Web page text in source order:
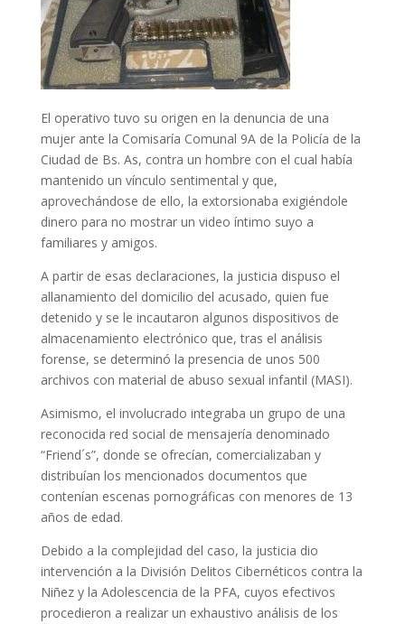
El operativo tuvo su origen en la denuncia de una
mujer ante la Comisaría Comunal 9A de la Policía de la
Ciudad de Bs. As, contra un hombre con el cual había
mantenido un vínculo sentimental y que,
aprovechándose de ello, la extorsionaba exigiéndole
dinero para no mostrar un video íntimo suyo a
familiares y amigos.
A partir de esas declaraciones, la justicia dispuso el
allanamiento del domicilio del acusado, quien fue
detenido y se le incautaron algunos dispositivos de
almacenamiento electrónico que, tras el análisis
forense, se determinó la presencia de unos 500
archivos con material de abuso sexual infantil (MASI).
Asimismo, el involucrado integraba un grupo de una
reconocida red social de mensajería denominado
“Friend´s”, donde se ofrecían, comercializaban y
distribuían los mencionados documentos que
contenían escenas pornográficas con menores de 13
años de edad.
Debido a la complejidad del caso, la justicia dio
intervención a la División Delitos Cibernéticos contra la
Niñez y la Adolescencia de la PFA, cuyos efectivos
procedieron a realizar un exhaustivo análisis de los